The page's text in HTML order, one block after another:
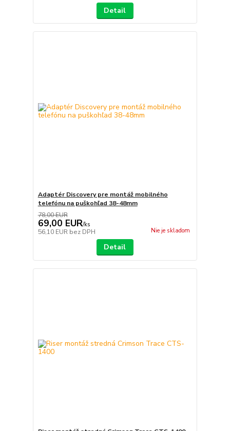
Detail
Adaptér Discovery pre montáž mobilného
telefónu na puškohľad 38-48mm
78,00 EUR
69,00 EUR/ks
56,10 EUR bez DPH Nie je skladom
Detail